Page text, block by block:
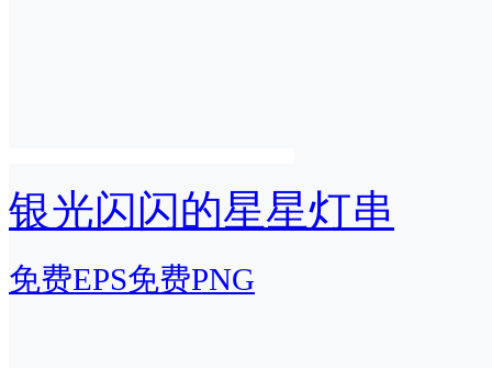
银光闪闪的星星灯串
免费EPS免费PNG